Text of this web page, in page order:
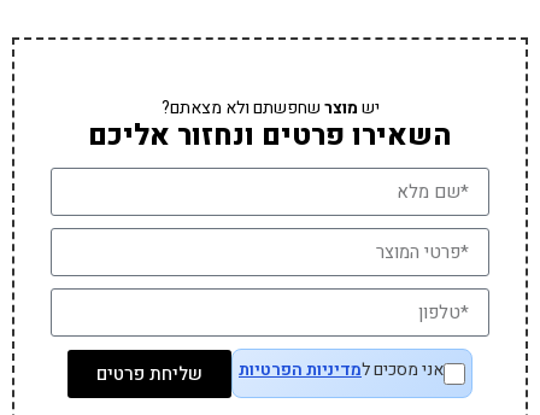
ישמוצרשחפשתם ולא מצאתם?
השאירו פרטים ונחזור אליכם
אני מסכים למדיניות הפרטיות שליחת פרטים